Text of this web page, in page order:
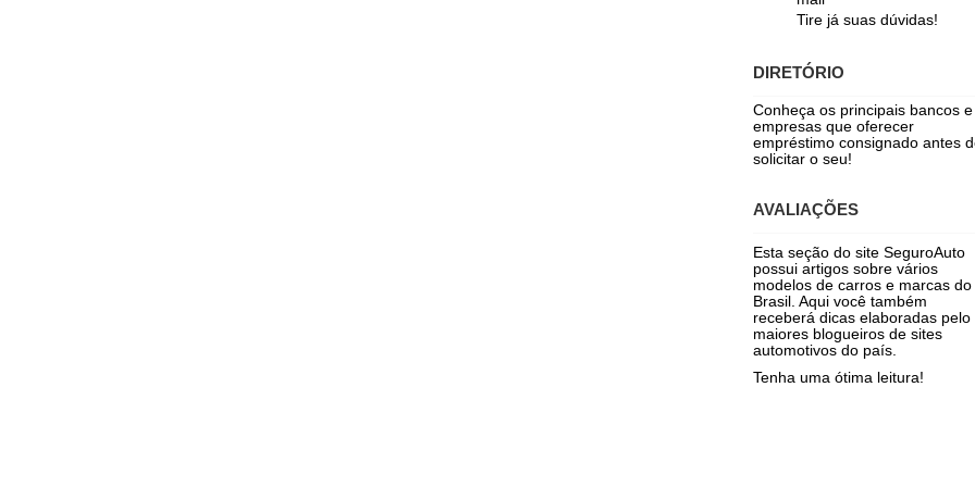
Tire já suas dúvidas!
DIRETÓRIO
Conheça os principais bancos e
empresas que oferecer
empréstimo consignado antes
solicitar o seu!
AVALIAÇÕES
Esta seção do site SeguroAuto
possui artigos sobre vários
modelos de carros e marcas do
Brasil. Aqui você também
receberá dicas elaboradas pelo
maiores blogueiros de sites
automotivos do país.
Tenha uma ótima leitura!